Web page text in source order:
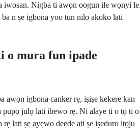
iwosan. Nigba ti awọn oogun ile wọnyi le
n ṣe igbona yoo tun nilo akoko lati
o mura fun ipade
awọn igbona canker rẹ, iṣiṣe kekere kan
pupọ julọ lati ibewo rẹ. Ni alaye ti o tọ ti o
lati ṣe ayẹwo deede ati ṣe iṣeduro itọju